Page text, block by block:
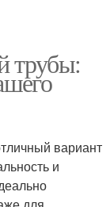
трубы:
вариант
и